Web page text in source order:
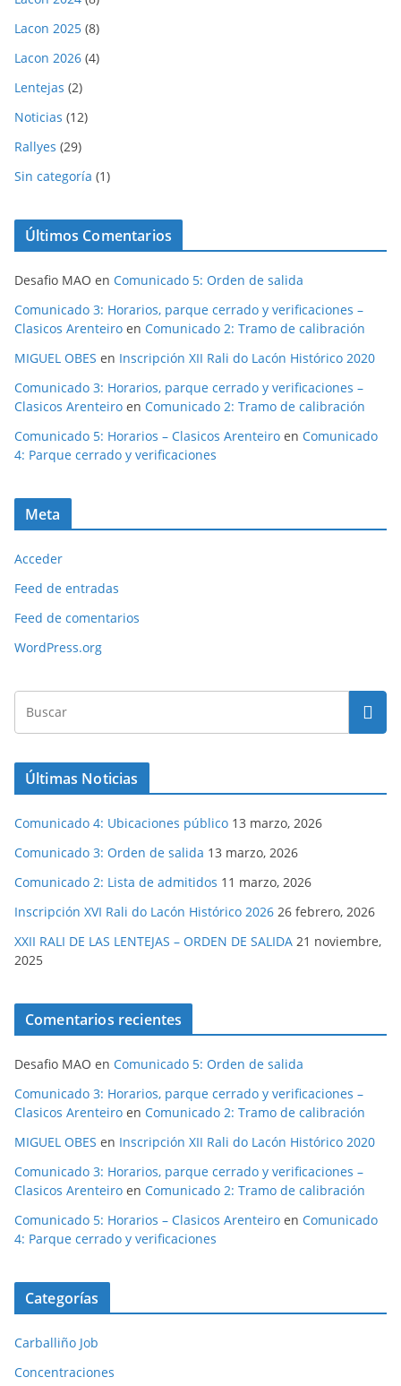
Lacon 2025 (8)
Lacon 2026 (4)
Lentejas (2)
Noticias (12)
Rallyes (29)
Sin categoría (1)
Últimos Comentarios
Desafio MAO en Comunicado 5: Orden de salida
Comunicado 3: Horarios, parque cerrado y verificaciones –
Clasicos Arenteiro en Comunicado 2: Tramo de calibración
MIGUEL OBES en Inscripción XII Rali do Lacón Histórico 2020
Comunicado 3: Horarios, parque cerrado y verificaciones –
Clasicos Arenteiro en Comunicado 2: Tramo de calibración
Comunicado 5: Horarios – Clasicos Arenteiro en Comunicado
4: Parque cerrado y verificaciones
Meta
Acceder
Feed de entradas
Feed de comentarios
WordPress.org
Últimas Noticias
Comunicado 4: Ubicaciones público 13 marzo, 2026
Comunicado 3: Orden de salida 13 marzo, 2026
Comunicado 2: Lista de admitidos 11 marzo, 2026
Inscripción XVI Rali do Lacón Histórico 2026 26 febrero, 2026
XXII RALI DE LAS LENTEJAS – ORDEN DE SALIDA 21 noviembre,
2025
Comentarios recientes
Desafio MAO en Comunicado 5: Orden de salida
Comunicado 3: Horarios, parque cerrado y verificaciones –
Clasicos Arenteiro en Comunicado 2: Tramo de calibración
MIGUEL OBES en Inscripción XII Rali do Lacón Histórico 2020
Comunicado 3: Horarios, parque cerrado y verificaciones –
Clasicos Arenteiro en Comunicado 2: Tramo de calibración
Comunicado 5: Horarios – Clasicos Arenteiro en Comunicado
4: Parque cerrado y verificaciones
Categorías
Carballiño Job
Concentraciones